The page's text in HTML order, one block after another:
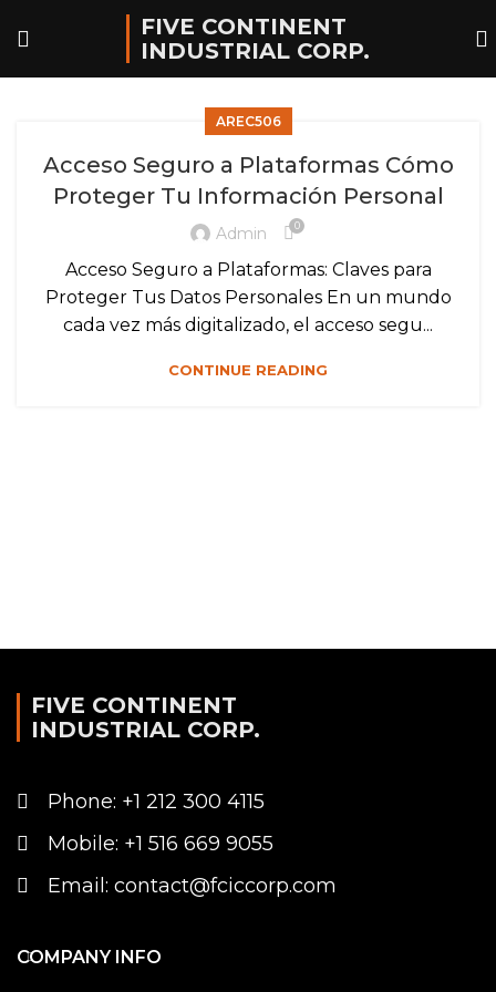
FIVE CONTINENT
INDUSTRIAL CORP.
AREC506
Acceso Seguro a Plataformas Cómo
Proteger Tu Información Personal
Admin 0
Acceso Seguro a Plataformas: Claves para
Proteger Tus Datos Personales En un mundo
cada vez más digitalizado, el acceso segu...
CONTINUE READING
FIVE CONTINENT
INDUSTRIAL CORP.
Phone: +1 212 300 4115
Mobile: +1 516 669 9055
Email: contact@fciccorp.com
COMPANY INFO